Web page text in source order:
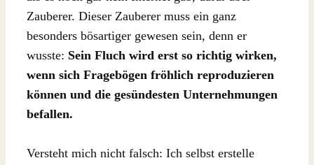
Zauberer. Dieser Zauberer muss ein ganz
besonders bösartiger gewesen sein, denn er
wusste: Sein Fluch wird erst so richtig wirken,
wenn sich Fragebögen fröhlich reproduzieren
können und die gesündesten Unternehmungen
befallen.
Versteht mich nicht falsch: Ich selbst erstelle